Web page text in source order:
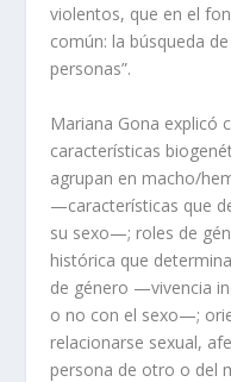
violentos, que en el
común: la búsqueda
personas”.
Mariana Gona
características
agrupan en macho/
—características que
su sexo—; roles de
histórica que
de género —vivencia
o no con el sexo—;
relacionarse sexual,
persona de otro o del